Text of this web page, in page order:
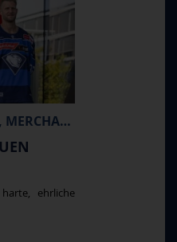
FR, 07.08.2026 // PROFIS, MERCHANDISE
ehrliche